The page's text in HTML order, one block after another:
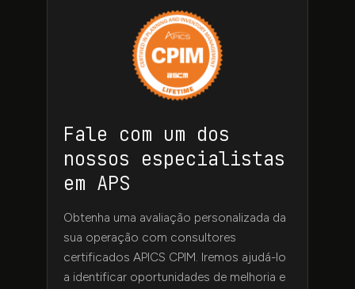
Fale com um dos
nossos especialistas
em APS
Obtenha uma avaliação personalizada da
sua operação com consultores
certificados APICS CPIM. Iremos ajudá-lo
a identificar oportunidades de melhoria e